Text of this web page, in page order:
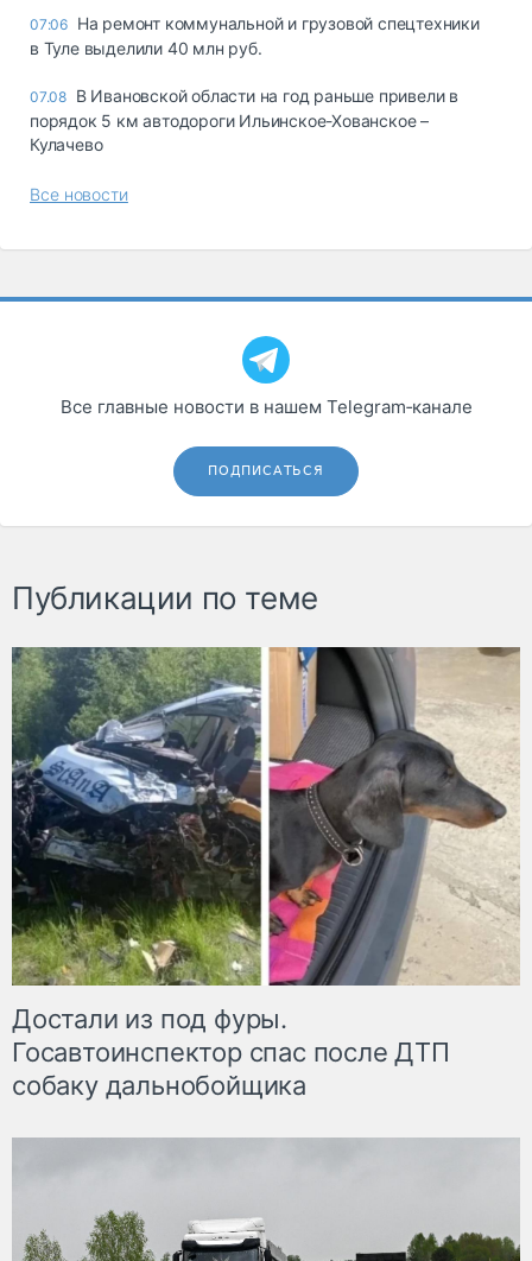
07:06 На ремонт коммунальной и грузовой спецтехники
в Туле выделили 40 млн руб.
07.08 В Ивановской области на год раньше привели в
порядок 5 км автодороги Ильинское-Хованское –
Кулачево
Все новости
Все главные новости в нашем Telegram‑канале
ПОДПИСАТЬСЯ
Публикации по теме
Достали из под фуры.
Госавтоинспектор спас после ДТП
собаку дальнобойщика